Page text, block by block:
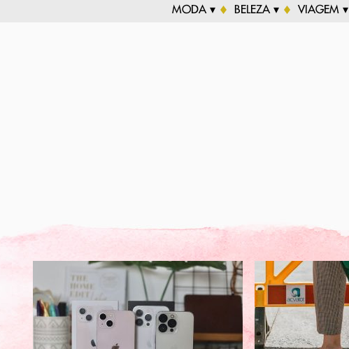
MODA ▾ BELEZA ▾ VIAGEM ▾